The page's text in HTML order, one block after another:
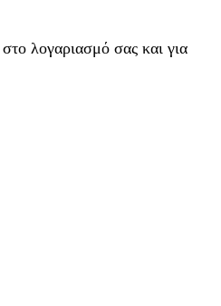
λογαριασμό σας και για